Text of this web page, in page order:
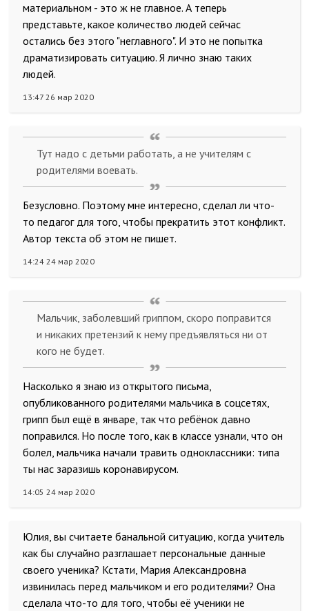
материальном - это ж не главное. А теперь
представьте, какое количество людей сейчас
остались без этого "неглавного". И это не попытка
драматизировать ситуацию. Я лично знаю таких
людей.
13:47 26 мар 2020
Тут надо с детьми работать, а не учителям с
родителями воевать.
Безусловно. Поэтому мне интересно, сделал ли что-
то педагог для того, чтобы прекратить этот конфликт.
Автор текста об этом не пишет.
14:24 24 мар 2020
Мальчик, заболевший гриппом, скоро поправится
и никаких претензий к нему предъявляться ни от
кого не будет.
Насколько я знаю из открытого письма,
опубликованного родителями мальчика в соцсетях,
грипп был ещё в январе, так что ребёнок давно
поправился. Но после того, как в классе узнали, что он
болел, мальчика начали травить одноклассники: типа
ты нас заразишь коронавирусом.
14:05 24 мар 2020
Юлия, вы считаете банальной ситуацию, когда учитель
как бы случайно разглашает персональные данные
своего ученика? Кстати, Мария Александровна
извинилась перед мальчиком и его родителями? Она
сделала что-то для того, чтобы её ученики не